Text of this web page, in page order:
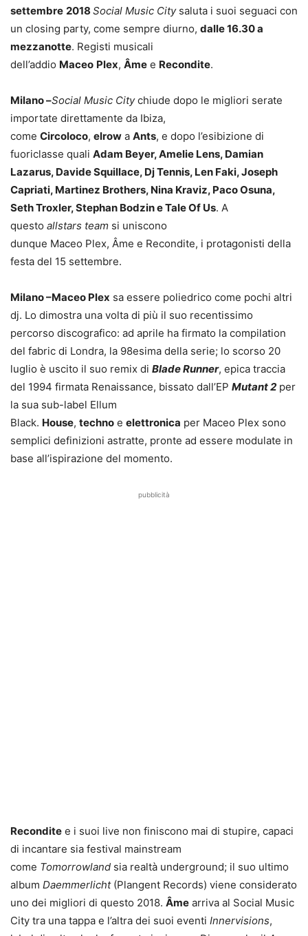
settembre 2018 Social Music Citysaluta i suoi seguaci con
un closing party, come sempre diurno, dalle 16.30 a
mezzanotte. Registi musicali
dell’addio Maceo Plex, Âme e Recondite.
Milano –Social Music Citychiude dopo le migliori serate
importate direttamente da Ibiza,
come Circoloco, elrow a Ants, e dopo l’esibizione di
fuoriclasse quali Adam Beyer, Amelie Lens, Damian
Lazarus, Davide Squillace, Dj Tennis, Len Faki, Joseph
Capriati, Martinez Brothers, Nina Kraviz, Paco Osuna,
Seth Troxler, Stephan Bodzin e Tale Of Us. A
questo allstars team si uniscono
dunque Maceo Plex, Âme e Recondite, i protagonisti della
festa del 15 settembre.
Milano –Maceo Plex sa essere poliedrico come pochi altri
dj. Lo dimostra una volta di più il suo recentissimo
percorso discografico: ad aprile ha firmato la compilation
del fabric di Londra, la 98esima della serie; lo scorso 20
luglio è uscito il suo remix di Blade Runner, epica traccia
del 1994 firmata Renaissance, bissato dall’EP Mutant 2 per
la sua sub-label Ellum
Black. House, techno e elettronica per Maceo Plex sono
semplici definizioni astratte, pronte ad essere modulate in
base all’ispirazione del momento.
pubblicità
Recondite e i suoi live non finiscono mai di stupire, capaci
di incantare sia festival mainstream
come Tomorrowland sia realtà underground; il suo ultimo
album Daemmerlicht(Plangent Records) viene considerato
uno dei migliori di questo 2018. Âme arriva al Social Music
City tra una tappa e l’altra dei suoi eventi Innervisions,